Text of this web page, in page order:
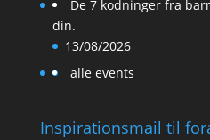
De 7 kodninger fra
din.
13/08/2026
alle events
Inspirationsmail til